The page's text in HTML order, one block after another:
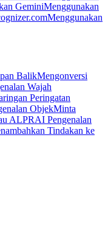
GeminiMenggunakan
Menggunakan
BalikMengonversi
Wajah
Peringatan
ObjekMinta
ALPRAI Pengenalan
Tindakan ke